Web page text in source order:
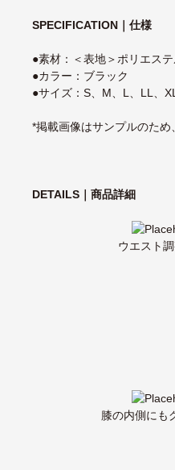
SPECIFICATION｜仕様
●素材：＜表地＞ポリエス
●カラー：ブラック
●サイズ：S、M、L、LL、
*掲載画像はサンプルのため
DETAILS｜商品詳細
ウエスト
膝の内側にも